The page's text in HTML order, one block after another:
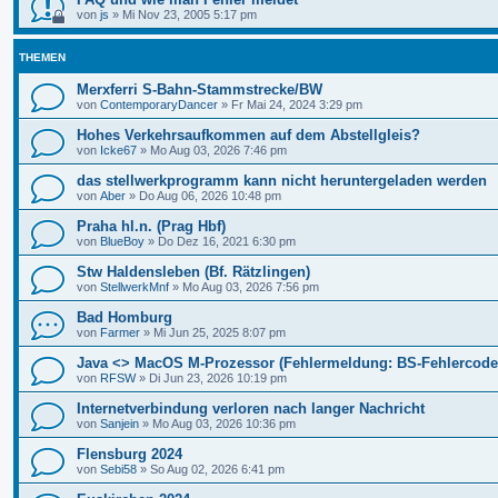
von js » Mi Nov 23, 2005 5:17 pm
THEMEN
Merxferri S-Bahn-Stammstrecke/BW
von ContemporaryDancer » Fr Mai 24, 2024 3:29 pm
Hohes Verkehrsaufkommen auf dem Abstellgleis?
von Icke67 » Mo Aug 03, 2026 7:46 pm
das stellwerkprogramm kann nicht heruntergeladen werden
von Aber » Do Aug 06, 2026 10:48 pm
Praha hl.n. (Prag Hbf)
von BlueBoy » Do Dez 16, 2021 6:30 pm
Stw Haldensleben (Bf. Rätzlingen)
von StellwerkMnf » Mo Aug 03, 2026 7:56 pm
Bad Homburg
von Farmer » Mi Jun 25, 2025 8:07 pm
Java <> MacOS M-Prozessor (Fehlermeldung: BS-
von RFSW» Di Jun 23, 2026 10:19 pm
Internetverbindung verloren nach langer Nachricht
von Sanjein » Mo Aug 03, 2026 10:36 pm
Flensburg 2024
von Sebi58 » So Aug 02, 2026 6:41 pm